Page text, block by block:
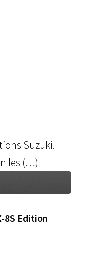
Suzuki.
les (…)
8S Edition